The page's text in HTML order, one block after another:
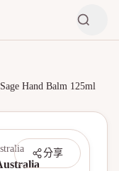
Hand Balm 125ml
分享